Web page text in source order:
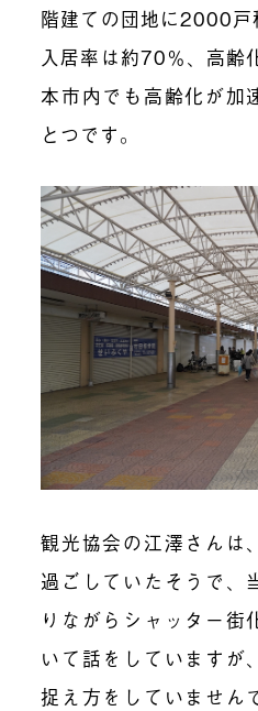
階建ての団地に2000戸
入居率は約70％、高齢
本市内でも高齢化が加
とつです。
観光協会の江澤さんは
過ごしていたそうで、
りながらシャッター街
いて話をしていますが
捉え方をしていません